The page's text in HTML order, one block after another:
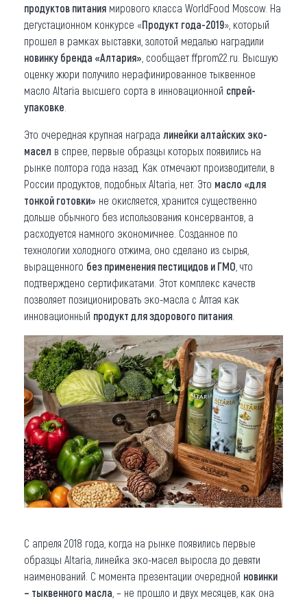
продуктов питания мирового класса WorldFood Moscow. На
дегустационном конкурсе «Продукт года-2019», который
прошел в рамках выставки, золотой медалью наградили
новинку бренда «Алтария» , сообщает ffprom22.ru. Высшую
оценку жюри получило нерафинированное тыквенное
масло Altaria высшего сорта в инновационной спрей-
упаковке
Это очередная крупная награда линейки алтайских эко-
масел в спрее, первые образцы которых появились на
рынке полтора года назад. Как отмечают производители, в
России продуктов, подобных Altaria, нет. Это масло «для
тонкой готовки» не окисляется, хранится существенно
дольше обычного без использования консервантов, а
расходуется намного экономичнее. Созданное по
технологии холодного отжима, оно сделано из сырья,
выращенного без применения пестицидов и ГМО , что
подтверждено сертификатами. Этот комплекс качеств
позволяет позиционировать эко-масла с Алтая как
инновационный продукт для здорового питания
С апреля 2018 года, когда на рынке появились первые
образцы Altaria, линейка эко-масел выросла до девяти
наименований. С момента презентации очередной новинки
– тыквенного масла , – не прошло и двух месяцев, как она